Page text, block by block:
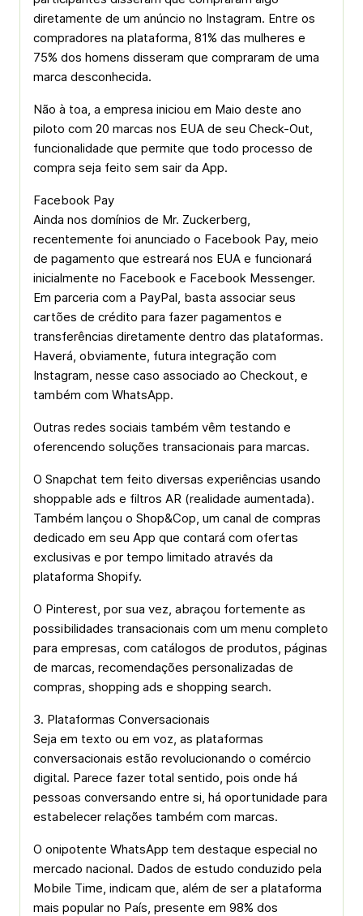
diretamente de um anúncio no Instagram. Entre os
compradores na plataforma, 81% das mulheres e
75% dos homens disseram que compraram de uma
marca desconhecida.
Não à toa, a empresa iniciou em Maio deste ano
piloto com 20 marcas nos EUA de seu Check-Out,
funcionalidade que permite que todo processo de
compra seja feito sem sair da App.
Facebook Pay
Ainda nos domínios de Mr. Zuckerberg,
recentemente foi anunciado o Facebook Pay, meio
de pagamento que estreará nos EUA e funcionará
inicialmente no Facebook e Facebook Messenger.
Em parceria com a PayPal, basta associar seus
cartões de crédito para fazer pagamentos e
transferências diretamente dentro das plataformas.
Haverá, obviamente, futura integração com
Instagram, nesse caso associado ao Checkout, e
também com WhatsApp.
Outras redes sociais também vêm testando e
oferencendo soluções transacionais para marcas.
O Snapchat tem feito diversas experiências usando
shoppable ads e filtros AR (realidade aumentada).
Também lançou o Shop&Cop, um canal de compras
dedicado em seu App que contará com ofertas
exclusivas e por tempo limitado através da
plataforma Shopify.
O Pinterest, por sua vez, abraçou fortemente as
possibilidades transacionais com um menu completo
para empresas, com catálogos de produtos, páginas
de marcas, recomendações personalizadas de
compras, shopping ads e shopping search.
3. Plataformas Conversacionais
Seja em texto ou em voz, as plataformas
conversacionais estão revolucionando o comércio
digital. Parece fazer total sentido, pois onde há
pessoas conversando entre si, há oportunidade para
estabelecer relações também com marcas.
O onipotente WhatsApp tem destaque especial no
mercado nacional. Dados de estudo conduzido pela
Mobile Time, indicam que, além de ser a plataforma
mais popular no País, presente em 98% dos